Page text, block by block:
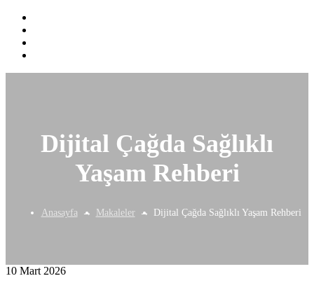
Dijital Çağda Sağlıklı
Yaşam Rehberi
Anasayfa Makaleler Dijital Çağda Sağlıklı Yaşam Rehberi
10 Mart 2026